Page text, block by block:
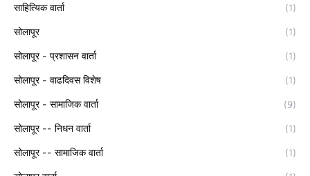
साहित्यिक वार्ता (1)
सोलापूर (1)
सोलापूर - प्रशासन वार्ता (1)
सोलापूर - वाढदिवस विशेष (1)
सोलापूर - सामाजिक वार्ता (9)
सोलापूर -- निधन वार्ता (1)
सोलापूर -- सामाजिक वार्ता (1)